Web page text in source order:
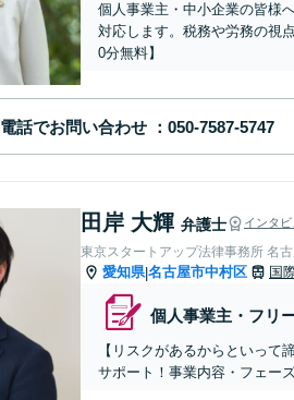
個人事業主・中小企業の皆様
対応します。税務や労務の視
0分無料】
電話でお問い合わせ
田岸 大輝 弁護士 インタ
東京スタートアップ法律事務所 名
愛知県|名古屋市中村区 国
個人事業主・フリ
【リスクがあるからといっ
サポート！事業内容・フェー